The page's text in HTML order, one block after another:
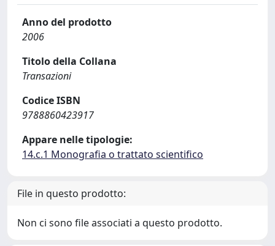
Anno del prodotto
2006
Titolo della Collana
Transazioni
Codice ISBN
9788860423917
Appare nelle tipologie:
14.c.1 Monografia o trattato scientifico
File in questo prodotto:
Non ci sono file associati a questo prodotto.